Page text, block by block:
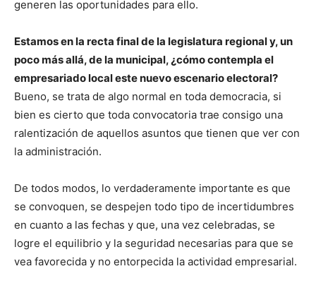
generen las oportunidades para ello.
Estamos en la recta final de la legislatura regional y, un
poco más allá, de la municipal, ¿cómo contempla el
empresariado local este nuevo escenario electoral?
Bueno, se trata de algo normal en toda democracia, si
bien es cierto que toda convocatoria trae consigo una
ralentización de aquellos asuntos que tienen que ver con
la administración.
De todos modos, lo verdaderamente importante es que
se convoquen, se despejen todo tipo de incertidumbres
en cuanto a las fechas y que, una vez celebradas, se
logre el equilibrio y la seguridad necesarias para que se
vea favorecida y no entorpecida la actividad empresarial.